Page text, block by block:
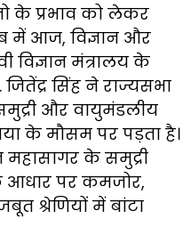
के प्रभाव को लेकर
में आज, विज्ञान और
विज्ञान मंत्रालय के
जितेंद्र सिंह ने राज्यसभा
और वायुमंडलीय
के मौसम पर पड़ता है।
के समुद्री
पर कमजोर,
श्रेणियों में बांटा